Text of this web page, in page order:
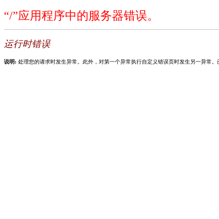
“/”应用程序中的服务器错误。
运行时错误
说明: 处理您的请求时发生异常。此外，对第一个异常执行自定义错误页时发生另一异常。